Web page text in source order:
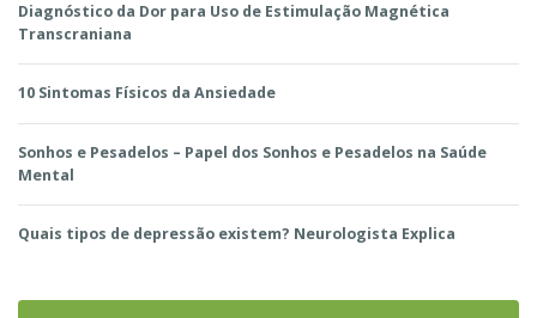
Diagnóstico da Dor para Uso de Estimulação Magnética
Transcraniana
10 Sintomas Físicos da Ansiedade
Sonhos e Pesadelos – Papel dos Sonhos e Pesadelos na Saúde
Mental
Quais tipos de depressão existem? Neurologista Explica